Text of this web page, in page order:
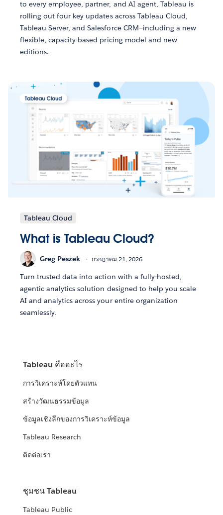
to every employee, partner, and AI agent, Tableau is
rolling out four key updates across Tableau Cloud,
Tableau Server, and Salesforce CRM—including a new
flexible, capacity-based pricing model and new
editions.
Tableau Cloud
What is Tableau Cloud?
Greg Peszek กรกฎาคม 21, 2026
Turn trusted data into action with a fully-hosted,
agentic analytics solution designed to help you scale
AI and analytics across your entire organization
seamlessly.
Tableau คืออะไร
การวิเคราะห์โดยตัวแทน
สร้างวัฒนธรรมข้อมูล
ข้อมูลเชิงลึกของการวิเคราะห์ข้อมูล
Tableau Research
ติดต่อเรา
ชุมชน Tableau
Tableau Public